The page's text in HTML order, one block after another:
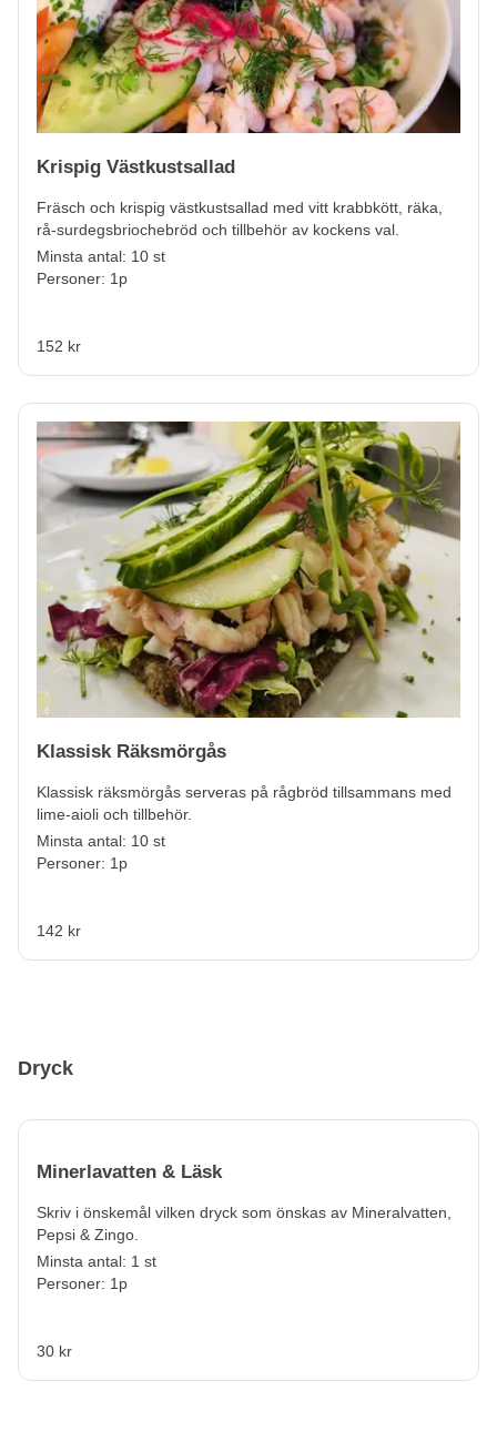
Krispig Västkustsallad
Fräsch och krispig västkustsallad med vitt krabbkött, räka,
rå-surdegsbriochebröd och tillbehör av kockens val.
Minsta antal: 10 st
Personer: 1p
152 kr
Klassisk Räksmörgås
Klassisk räksmörgås serveras på rågbröd tillsammans med
lime-aioli och tillbehör.
Minsta antal: 10 st
Personer: 1p
142 kr
Dryck
Minerlavatten & Läsk
Skriv i önskemål vilken dryck som önskas av Mineralvatten,
Pepsi & Zingo.
Minsta antal: 1 st
Personer: 1p
30 kr